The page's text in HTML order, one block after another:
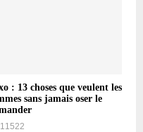
: 13 choses que veulent les
sans jamais oser le
11522